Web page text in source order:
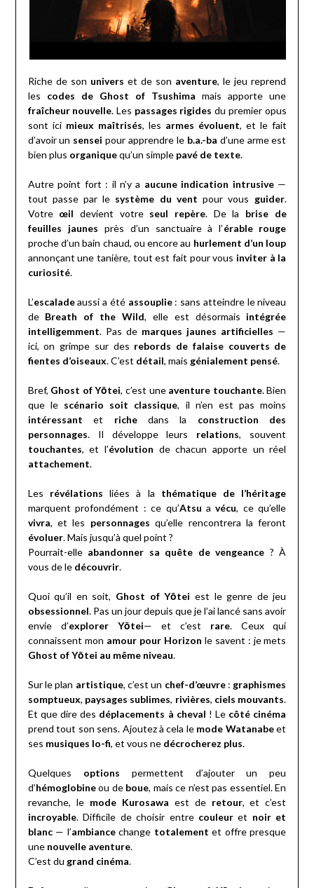
Riche de son univers et de son aventure, le jeu reprend
les codes de Ghost of Tsushima mais apporte une
fraîcheur nouvelle. Les passages rigides du premier opus
sont ici mieux maîtrisés, les armes évoluent, et le fait
d’avoir un sensei pour apprendre le b.a.-ba d’une arme est
bien plus organiquequ’un simple pavé de texte.
Autre point fort : il n’y a aucune indication intrusive —
tout passe par le système du vent pour vous guider.
Votre œil devient votre seul repère. De la brise de
feuilles jaunes près d’un sanctuaire à l’érable rouge
proche d’un bain chaud, ou encore au hurlement d’un loup
annonçant une tanière, tout est fait pour vous inviter à la
curiosité.
L’escaladeaussi a été assouplie: sans atteindre le niveau
de Breath of the Wild, elle est désormais intégrée
intelligemment. Pas de marques jaunes artificielles —
ici, on grimpe sur des rebords de falaise couverts de
fientes d’oiseaux. C’est détail, mais génialement pensé.
Bref, Ghost of Yōtei, c’est une aventure touchante. Bien
que le scénario soit classique, il n’en est pas moins
intéressant et richedans la construction des
personnages. Il développe leurs relations, souvent
touchantes, et l’évolution de chacun apporte un réel
attachement.
Les révélations liées à la thématique de l’héritage
marquent profondément : ce qu’Atsu avécu, ce qu’elle
vivra, et les personnages qu’elle rencontrera la feront
évoluer. Mais jusqu’à quel point ?
Pourrait-elle abandonner sa quête de vengeance ? À
vous de le découvrir.
Quoi qu’il en soit, Ghost of Yōtei est le genre de jeu
obsessionnel. Pas un jour depuis que je l’ai lancé sans avoir
envie d’explorer Yōtei— et c’est rare. Ceux qui
connaissent mon amour pour Horizon le savent : je mets
Ghost of Yōtei au même niveau.
Sur le plan artistique, c’est un chef-d’œuvre: graphismes
somptueux, paysages sublimes, rivières, ciels mouvants.
Et que dire des déplacements à cheval ! Le côté cinéma
prend tout son sens. Ajoutez à cela le mode Watanabeet
ses musiques lo-fi, et vous ne décrocherez plus.
Quelques options permettent d’ajouter un peu
d’hémoglobineou de boue, mais ce n’est pas essentiel. En
revanche, le mode Kurosawa est de retour, et c’est
incroyable. Difficile de choisir entre couleur et noir et
blanc— l’ambiancechange totalement et offre presque
une nouvelle aventure.
C’est du grand cinéma.